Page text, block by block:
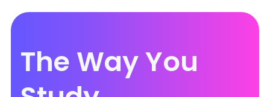
The Way You